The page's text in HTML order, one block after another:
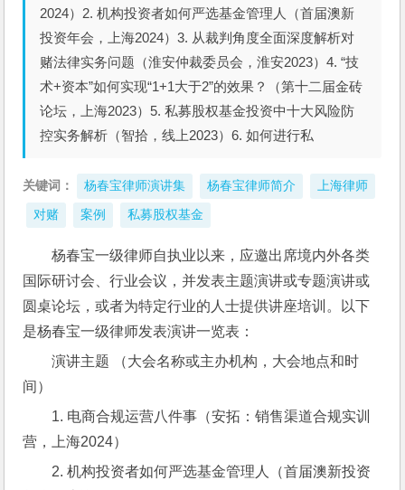
2024）2. 机构投资者如何严选基金管理人（首届澳新
投资年会，上海2024）3. 从裁判角度全面深度解析对
赌法律实务问题（淮安仲裁委员会，淮安2023）4. “技
术+资本”如何实现“1+1大于2”的效果？（第十二届金砖
论坛，上海2023）5. 私募股权基金投资中十大风险防
控实务解析（智拾，线上2023）6. 如何进行私
关键词： 杨春宝律师演讲集 杨春宝律师简介 上海律师
对赌 案例 私募股权基金
杨春宝一级律师自执业以来，应邀出席境内外各类
国际研讨会、行业会议，并发表主题演讲或专题演讲或
圆桌论坛，或者为特定行业的人士提供讲座培训。以下
是杨春宝一级律师发表演讲一览表：
演讲主题 （大会名称或主办机构，大会地点和时
间）
1. 电商合规运营八件事（安拓：销售渠道合规实训
营，上海2024）
2. 机构投资者如何严选基金管理人（首届澳新投资